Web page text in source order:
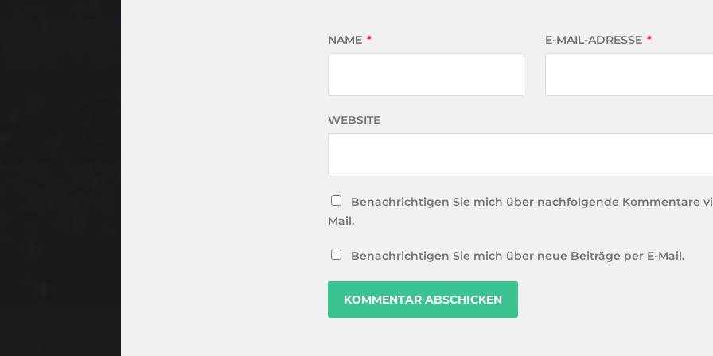
NAME * E-MAIL-ADRESSE *
WEBSITE
Benachrichtigen Sie mich über nachfolgende Kommentare
Mail.
Benachrichtigen Sie mich über neue Beiträge per E-Mail.